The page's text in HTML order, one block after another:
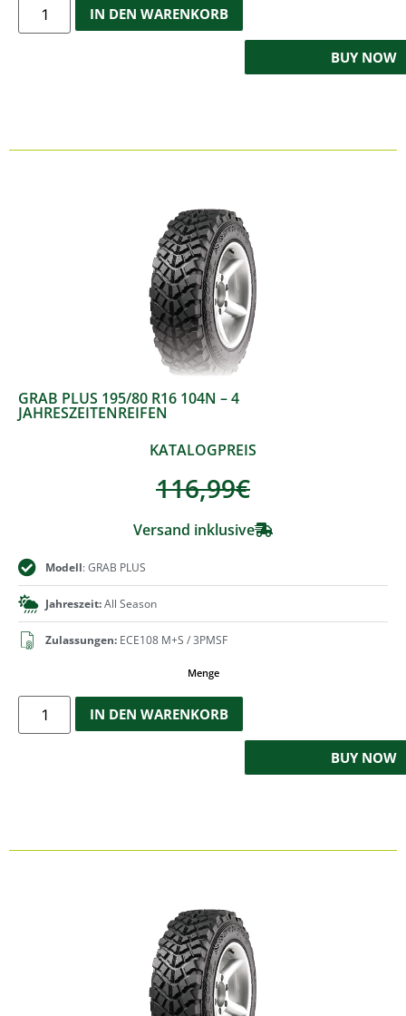
IN DEN WARENKORB
BUY NOW
GRAB PLUS 195/80 R16 104N – 4
JAHRESZEITENREIFEN
KATALOGPREIS
116,99€
Versand inklusive
Modell: GRAB PLUS
Jahreszeit:All Season
Zulassungen: ECE108 M+S / 3PMSF
Menge
IN DEN WARENKORB
BUY NOW